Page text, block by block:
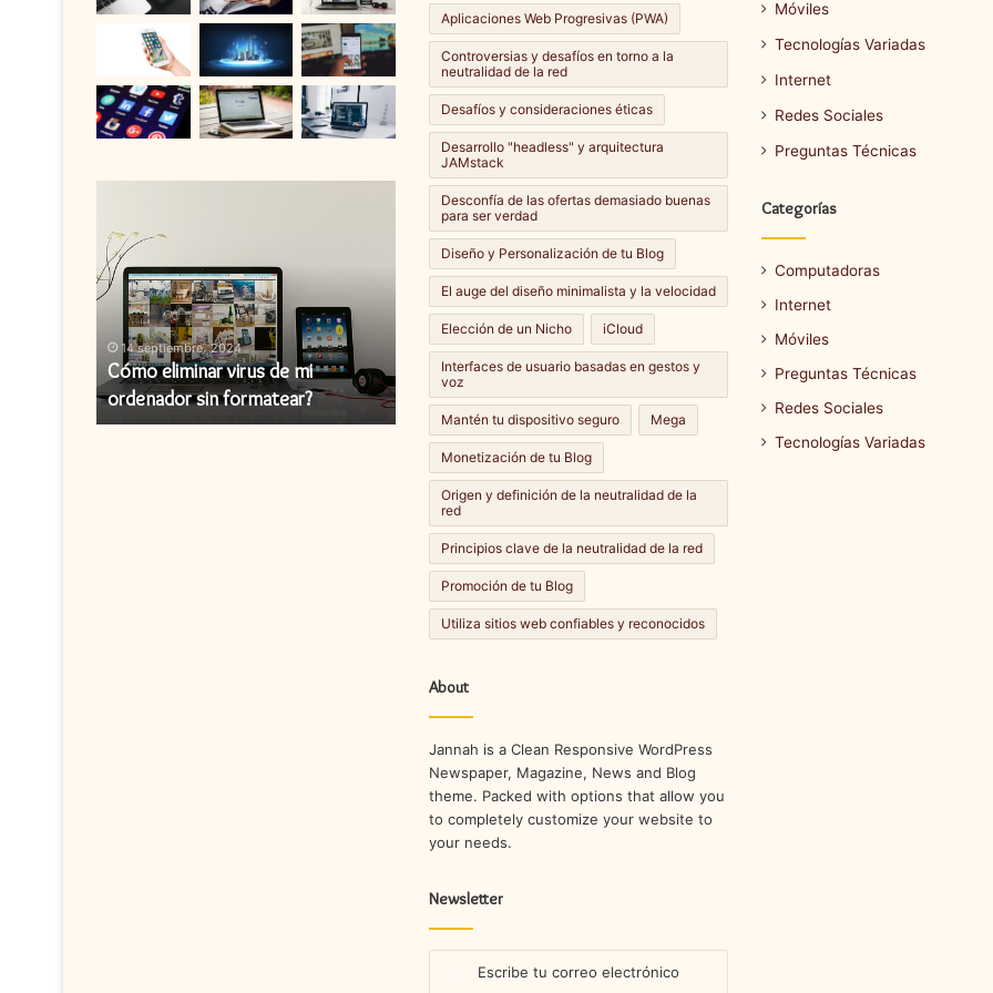
virus
de
mi
ordenador
formatear?
14 septiembre، 2024
Cómo eliminar virus de mi
ordenador sin formatear?
Cómo
instalar
actualización
firmware?
14 septiembre، 2024
Cómo instalar una actualización de
firmware?
Cómo
una
de
pantalla
diferentes
dispositivos?
Cómo hacer una captura de
pantalla en diferentes
dispositivos?
Aplicaciones Web Progresivas (PWA)
Controversias y desafíos en torno a la
neutralidad de la red
Desafíos y consideraciones éticas
Desarrollo "headless" y arquitectura
JAMstack
Desconfía de las ofertas demasiado buenas
para ser verdad
Diseño y Personalización de tu Blog
El auge del diseño minimalista y la velocidad
Elección de un Nicho iCloud
Interfaces de usuario basadas en gestos y
voz
Mantén tu dispositivo seguro Mega
Monetización de tu Blog
Origen y definición de la neutralidad de la
red
Principios clave de la neutralidad de la red
Promoción de tu Blog
Utiliza sitios web confiables y reconocidos
About
Jannah is a Clean Responsive WordPress
Newspaper, Magazine, News and Blog
theme. Packed with options that allow you
to completely customize your website to
your needs.
Newsletter
Móviles
Tecnologías Variadas
Internet
Redes Sociales
Preguntas Técnicas
Categorías
Computadoras
Internet
Móviles
Preguntas Técnicas
Redes Sociales
Tecnologías Variadas